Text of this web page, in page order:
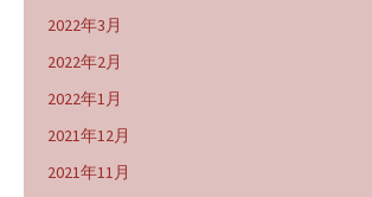
2022年3月
2022年2月
2022年1月
2021年12月
2021年11月